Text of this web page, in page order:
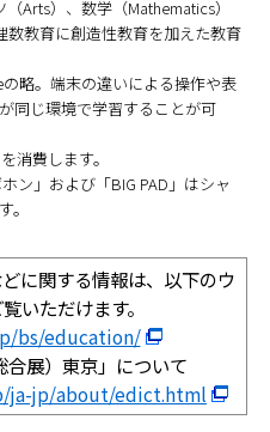
Arts）、数学（Mathematics）
数教育に創造性教育を加えた教育
略。端末の違いによる操作や表
同じ環境で学習することが可
消費します。
ン」および「BIG PAD」はシャ
。
に関する情報は、以下のウ
いただけます。
bs/education/
合展）東京」について
ja-jp/about/edict.html